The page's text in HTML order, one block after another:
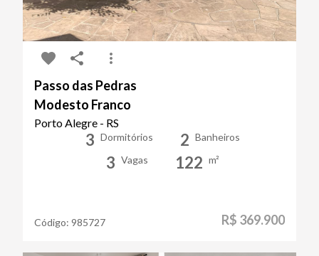
Passo das Pedras
Modesto Franco
Porto Alegre - RS
3 Dormitórios 2 Banheiros
3 Vagas 122 m²
Código: 985727 R$ 369.900